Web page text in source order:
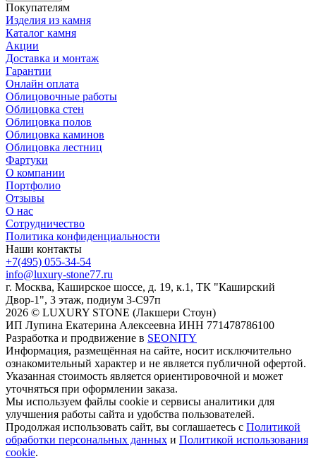
Покупателям
Изделия из камня
Каталог камня
Акции
Доставка и монтаж
Гарантии
Онлайн оплата
Облицовочные работы
Облицовка стен
Облицовка полов
Облицовка каминов
Облицовка лестниц
Фартуки
О компании
Портфолио
Отзывы
О нас
Сотрудничество
Политика конфиденциальности
Наши контакты
+7(495) 055-34-54
info@luxury-stone77.ru
г. Москва, Каширское шоссе, д. 19, к.1, ТК "Каширский
Двор-1", 3 этаж, подиум 3-С97п
2026 © LUXURY STONE (Лакшери Стоун)
ИП Лупина Екатерина Алексеевна ИНН 771478786100
Разработка и продвижение в SEONITY
Информация, размещённая на сайте, носит исключительно
ознакомительный характер и не является публичной офертой.
Указанная стоимость является ориентировочной и может
уточняться при оформлении заказа.
Мы используем файлы cookie и сервисы аналитики для
улучшения работы сайта и удобства пользователей.
Продолжая использовать сайт, вы соглашаетесь с Политикой
обработки персональных данных и Политикой использования
cookie.